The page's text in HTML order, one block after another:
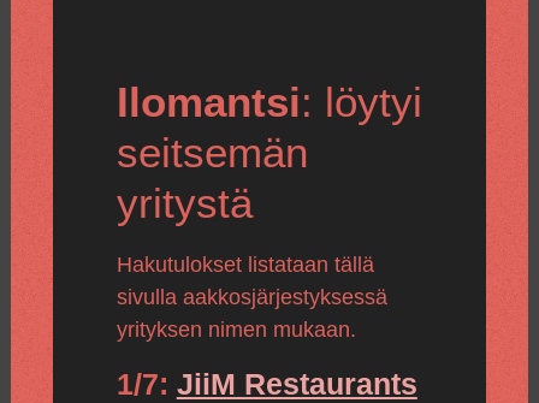
Ilomantsi: löytyi
seitsemän
yritystä
Hakutulokset listataan tällä
sivulla aakkosjärjestyksessä
yrityksen nimen mukaan.
1/7: JiiM Restaurants